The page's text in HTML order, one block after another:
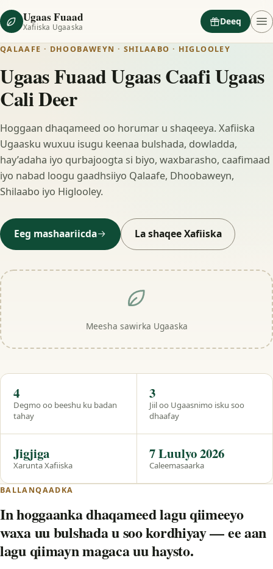
Ugaas Fuaad
Xafiiska Ugaaska
Deeq
QALAAFE · DHOOBAWEYN · SHILAABO · HIGLOOLEY
Ugaas Fuaad Ugaas Caafi Ugaas
Cali Deer
Hoggaan dhaqameed oo horumar u shaqeeya. Xafiiska
Ugaasku wuxuu isugu keenaa bulshada, dowladda,
hay’adaha iyo qurbajoogta si biyo, waxbarasho, caafimaad
iyo nabad loogu gaadhsiiyo Qalaafe, Dhoobaweyn,
Shilaabo iyo Higlooley.
Eeg mashaariicda La shaqee Xafiiska
Meesha sawirka Ugaaska
Hal eeg
Degmo oo beeshu ku badan
tahay
4
Jiil oo Ugaasnimo isku soo
dhaafay
3
Xarunta Xafiiska
Jigjiga
Caleemasaarka
7 Luulyo 2026
BALLANQAADKA
In hoggaanka dhaqameed lagu qiimeeyo
waxa uu bulshada u soo kordhiyay — ee aan
lagu qiimayn magaca uu haysto.